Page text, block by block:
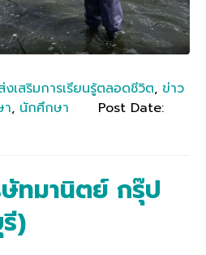
เสริมการเรียนรู้ตลอดชีวิต, ข่าว
, นักศึกษา
Post Date:
ทมานิตย์ กรุ๊ป
)